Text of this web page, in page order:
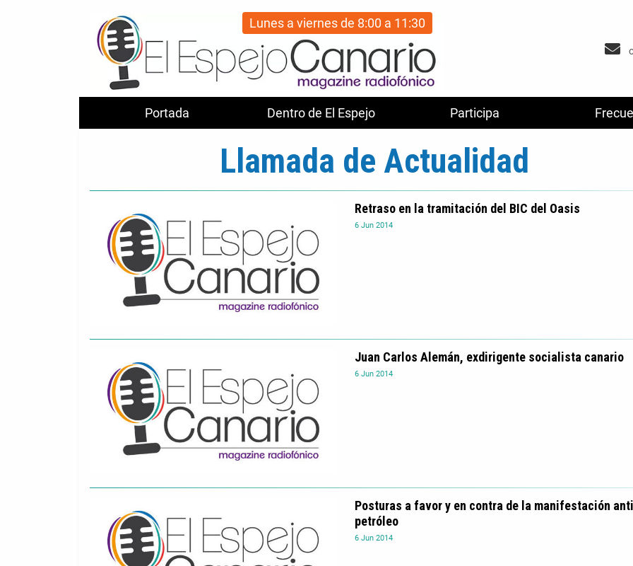
Portada Dentro de El Espejo Participa
Lunes a viernes de 8:00 a 11:30
Llamada de Actualidad
6 Jun 2014
Retraso en la tramitación del BIC del Oasis
6 Jun 2014
Juan Carlos Alemán, exdirigente socialista canario
6 Jun 2014
Posturas a favor y en contra de la manifestación
petróleo